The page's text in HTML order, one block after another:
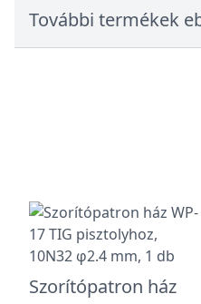
További termékek
Szorítópatron ház